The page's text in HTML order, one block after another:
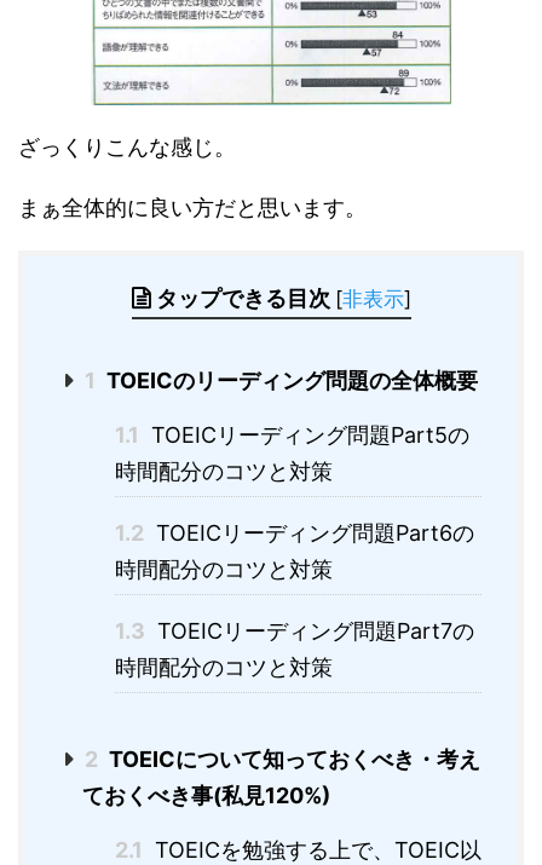
ざっくりこんな感じ。
まぁ全体的に良い方だと思います。
タップできる目次 [非表示]
1 TOEICのリーディング問題の全体概要
1.1 TOEICリーディング問題Part5の
時間配分のコツと対策
1.2 TOEICリーディング問題Part6の
時間配分のコツと対策
1.3 TOEICリーディング問題Part7の
時間配分のコツと対策
2 TOEICについて知っておくべき・考え
ておくべき事(私見120%)
2.1 TOEICを勉強する上で、TOEIC以